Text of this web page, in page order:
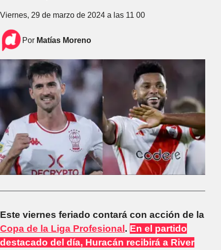
Viernes, 29 de marzo de 2024 a las 11 00
Por Matías Moreno
Este viernes feriado contará con acción de la
Copa de la Liga Profesional . En el partido
destacado del día, Huracán recibirá a River